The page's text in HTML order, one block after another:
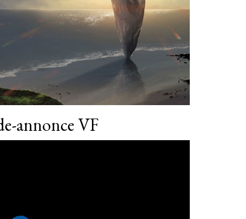
annonce VF